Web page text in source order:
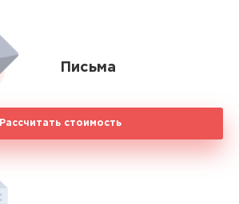
Письма
Рассчитать стоимость